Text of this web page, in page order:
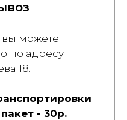
вы можете
по адресу
18.
- 30р.